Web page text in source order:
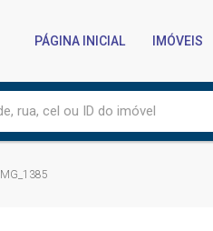
PÁGINA INICIAL IMÓVEIS
IMG_1385